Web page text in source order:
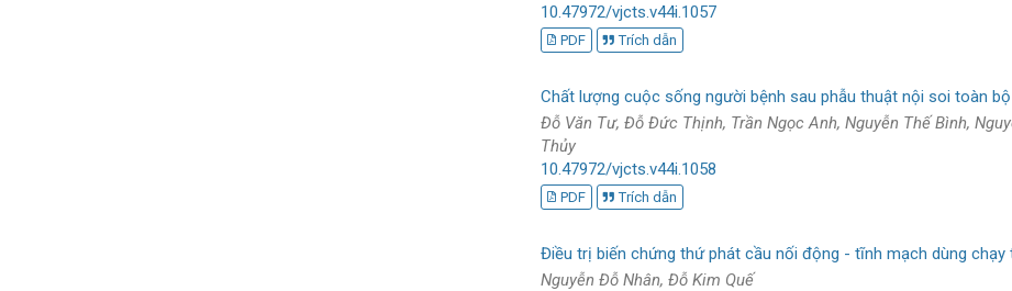
10.47972/vjcts.v44i.1057
PDF Trích dẫn
Chất lượng cuộc sống người bệnh sau phẫu thuật nội soi toàn
Đỗ Văn Tư, Đỗ Đức Thịnh, Trần Ngọc Anh, Nguyễn Thế Bình,
Thủy
10.47972/vjcts.v44i.1058
PDF Trích dẫn
Điều trị biến chứng thứ phát cầu nối động - tĩnh mạch dùng chạy
Nguyễn Đỗ Nhân, Đỗ Kim Quế